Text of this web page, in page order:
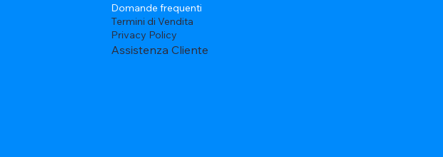
Domande frequenti
Termini di Vendita
Privacy Policy
Assistenza Cliente